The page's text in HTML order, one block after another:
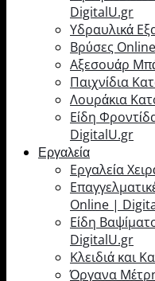
DigitalU.gr
Υδραυλικά
Βρύσες
Αξεσουάρ
Παιχνίδια
Λουράκια
Είδη
DigitalU.gr
Εργαλεία
Εργαλεία
Online |
Είδη
DigitalU.gr
Κλειδιά και
Όργανα